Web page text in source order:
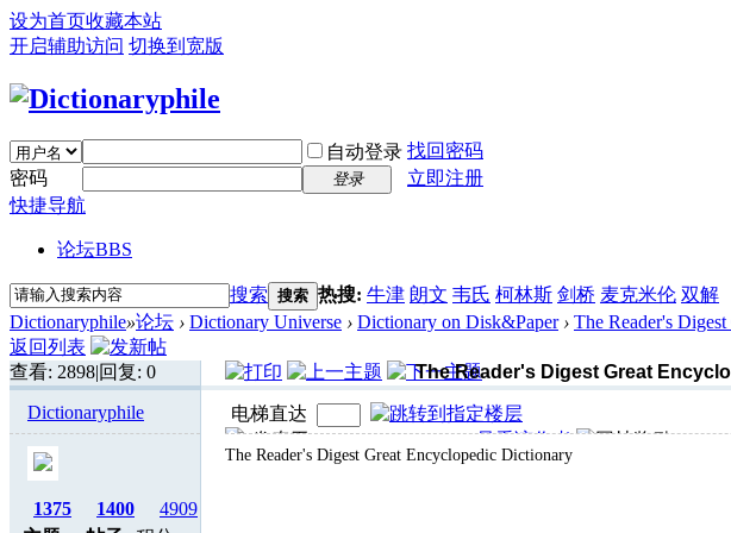
设为首页收藏本站
开启辅助访问 切换到宽版
自动登录 找回密码
密码
登录
立即注册
快捷导航
论坛BBS
搜索 搜索 热搜: 牛津 朗文 韦氏 柯林斯 剑桥 麦克米伦 双解
Dictionaryphile»论坛 › Dictionary Universe › Dictionary on Disk&Paper › The Reader's
返回列表
查看: 2898|回复: 0 The Reader's Digest Great
Dictionaryphile
1375
1400
4909
电梯直达
发表于 2023-10-4 08:39:09 | 只看该作者
The Reader's Digest Great Encyclopedic Dictionary